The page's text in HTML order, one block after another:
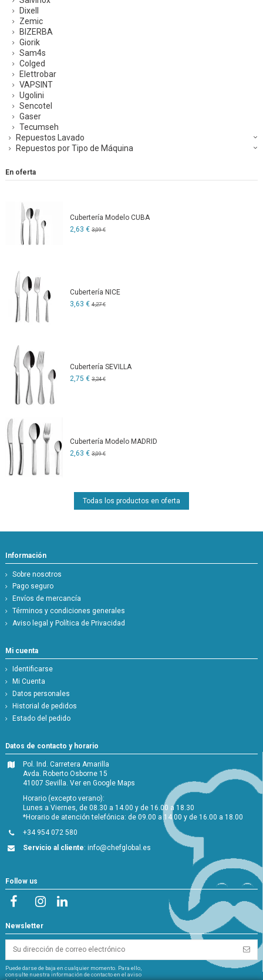
Dixell
Zemic
BIZERBA
Giorik
Sam4s
Colged
Elettrobar
VAPSINT
Ugolini
Sencotel
Gaser
Tecumseh
Repuestos Lavado
Repuestos por Tipo de Máquina
En oferta
Cubertería Modelo CUBA
2,63 € 3,09 €
Cubertería NICE
3,63 € 4,27 €
Cubertería SEVILLA
2,75 € 3,24 €
Cubertería Modelo MADRID
2,63 € 3,09 €
Todas los productos en oferta
Información
Sobre nosotros
Pago seguro
Envíos de mercancía
Términos y condiciones generales
Aviso legal y Política de Privacidad
Mi cuenta
Identificarse
Mi Cuenta
Datos personales
Historial de pedidos
Estado del pedido
Datos de contacto y horario
Pol. Ind. Carretera Amarilla
Avda. Roberto Osborne 15
41007 Sevilla.Ver en Google Maps
Horario (excepto verano):
Lunes a Viernes, de 08.30 a 14.00 y de 16.00 a 18.30
*Horario de atención telefónica: de 09.00 a 14.00 y de 16.00 a 18.00
+34 954 072 580
Servicio al cliente:info@chefglobal.es
Follow us
Newsletter
Puede darse de baja en cualquier momento. Para ello,
consulte nuestra información de contacto en el aviso